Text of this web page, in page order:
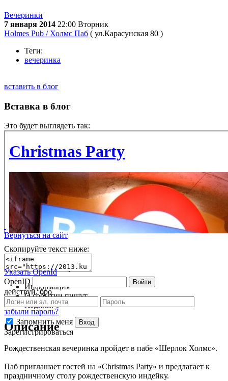
Вернуться на сайт
Указать OpenId
OpenID
Войти
действуй, бро
забыли пароль?
Запомнить меня
Вход
Зарегистрироваться
Вечеринки
7 января 2014 22:00 Вторник
Holmes Pub / Холмс Паб ( ул.Карасунская 80 )
Теги:
вечеринка
вставить в блог
Вставка в блог
Это будет выглядеть так:
Скопируйте текст ниже:
Информация
О событии пишут
Ходили:0
Описание
Рождественская вечеринка пройдет в пабе «Шерлок Холмс».
Паб приглашает гостей на «Christmas Party» и предлагает к
праздничному столу рождественскую индейку.